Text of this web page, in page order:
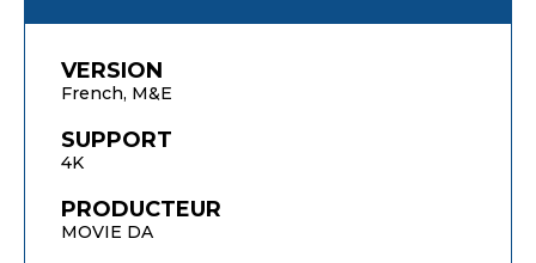
VERSION
French, M&E
SUPPORT
4K
PRODUCTEUR
MOVIE DA